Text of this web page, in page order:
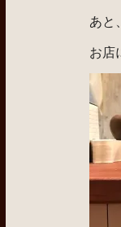
あと、
お店